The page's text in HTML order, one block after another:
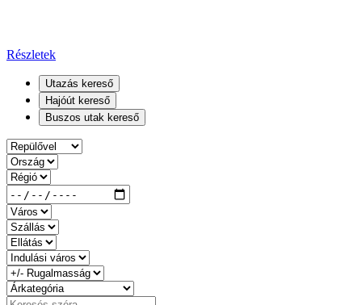
Részletek
Utazás kereső
Hajóút kereső
Buszos utak kereső